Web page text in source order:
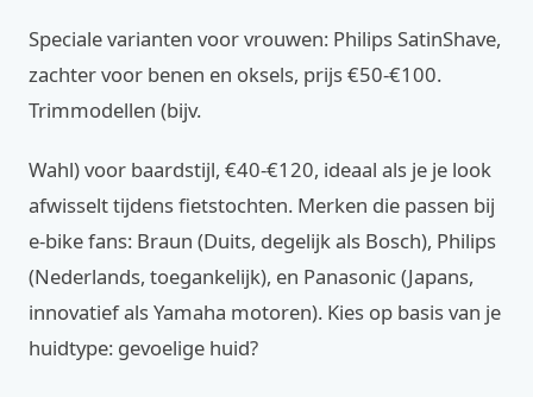
Speciale varianten voor vrouwen: Philips SatinShave,
zachter voor benen en oksels, prijs €50-€100.
Trimmodellen (bijv.
Wahl) voor baardstijl, €40-€120, ideaal als je je look
afwisselt tijdens fietstochten. Merken die passen bij
e-bike fans: Braun (Duits, degelijk als Bosch), Philips
(Nederlands, toegankelijk), en Panasonic (Japans,
innovatief als Yamaha motoren). Kies op basis van je
huidtype: gevoelige huid?